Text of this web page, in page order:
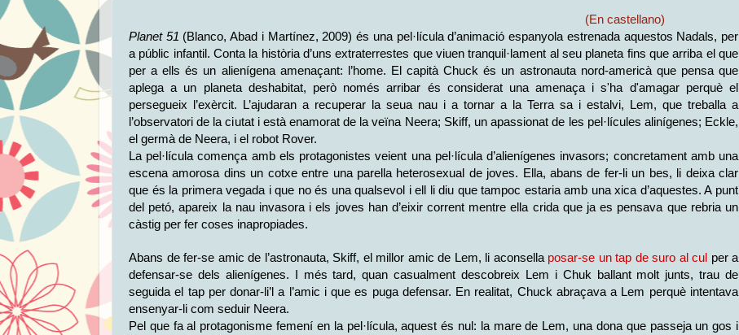
(En castellano)
Planet 51 (Blanco, Abad i Martínez, 2009) és una pel·lícula d’animació espanyola estrenada aquestos Nadals, per
a públic infantil. Conta la història d’uns extraterrestes que viuen tranquil·lament al seu planeta fins que arriba el que
per a ells és un alienígena amenaçant: l’home. El capità Chuck és un astronauta nord-americà que pensa que
aplega a un planeta deshabitat, però només arribar és considerat una amenaça i s'ha d'amagar perquè el
persegueix l’exèrcit. L’ajudaran a recuperar la seua nau i a tornar a la Terra sa i estalvi, Lem, que treballa a
l’observatori de la ciutat i està enamorat de la veïna Neera; Skiff, un apassionat de les pel·lícules alinígenes; Eckle,
el germà de Neera, i el robot Rover.
La pel·lícula comença amb els protagonistes veient una pel·lícula d’alienígenes invasors; concretament amb una
escena amorosa dins un cotxe entre una parella heterosexual de joves. Ella, abans de fer-li un bes, li deixa clar
que és la primera vegada i que no és una qualsevol i ell li diu que tampoc estaria amb una xica d’aquestes. A punt
del petó, apareix la nau invasora i els joves han d’eixir corrent mentre ella crida que ja es pensava que rebria un
càstig per fer coses inapropiades.
Abans de fer-se amic de l’astronauta, Skiff, el millor amic de Lem, li aconsella posar-se un tap de suro al cul per a
defensar-se dels alienígenes. I més tard, quan casualment descobreix Lem i Chuk ballant molt junts, trau de
seguida el tap per donar-li’l a l’amic i que es puga defensar. En realitat, Chuck abraçava a Lem perquè intentava
ensenyar-li com seduir Neera.
Pel que fa al protagonisme femení en la pel·lícula, aquest és nul: la mare de Lem, una dona que passeja un gos i